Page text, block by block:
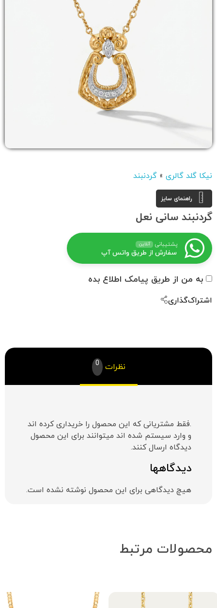
نیکا گلد گالری » گردنبند
گردنبند سانی نعل
راهنمای سایز
پشتیبانی آنلاین
سفارش از طریق واتس آپ
به من از طریق پیامک اطلاع بده
اشتراک‌گذاری
نظرات 0
دیدگاهها
هیچ دیدگاهی برای این محصول نوشته نشده است.
.فقط مشتریانی که این محصول را خریداری کرده اند
و وارد سیستم شده اند میتوانند برای این محصول
دیدگاه ارسال کنند.
محصولات مرتبط